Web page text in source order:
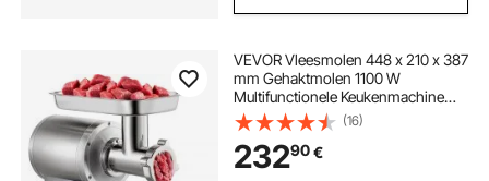
VEVOR Vleesmolen 448 x 210 x 387
mm Gehaktmolen 1100 W
Multifunctionele Keukenmachine
Vlees van Roestvrij Staal met 193
r/min Snelheid, Complete
Accessoires, voor Restaurants
Supermarkten Slagerijen
(16)
23290€